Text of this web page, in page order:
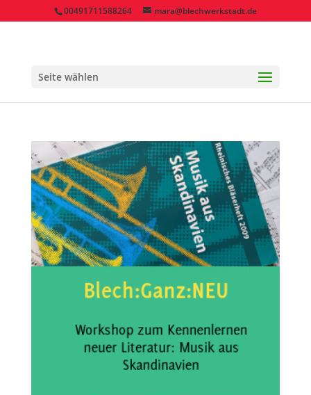
00491711588264 mara@blechwerkstadt.de
Seite wählen